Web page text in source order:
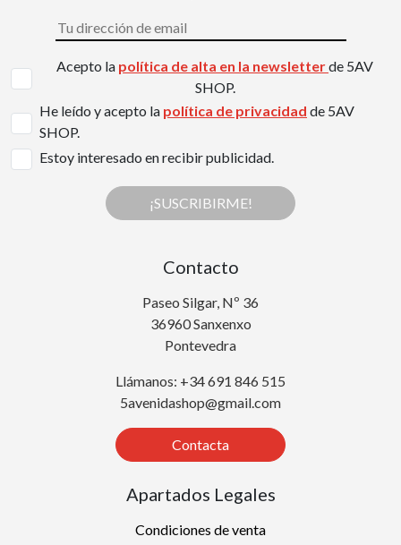
Acepto la política de alta en la newsletterde 5AV
SHOP.
He leído y acepto la política de privacidad de 5AV
SHOP.
Estoy interesado en recibir publicidad.
¡SUSCRIBIRME!
Contacto
Paseo Silgar, Nº 36
36960 Sanxenxo
Pontevedra
Llámanos: +34 691 846 515
5avenidashop@gmail.com
Contacta
Apartados Legales
Condiciones de venta